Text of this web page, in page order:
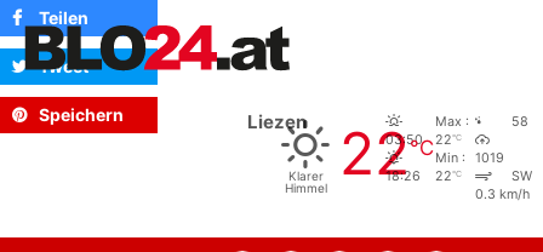
Liezen
Klarer
Himmel
22°C
03:50
18:26
Max :
22°C
Min :
22°C
58
1019
SW
0.3 km/h
Teilen
Tweet
Speichern